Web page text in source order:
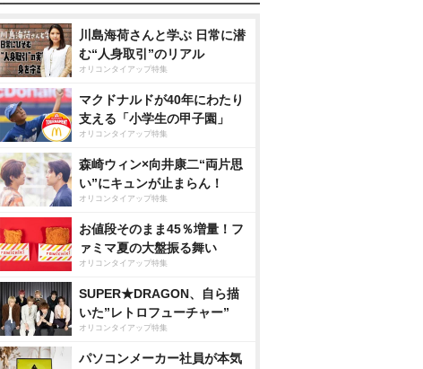
川島海荷さんと学ぶ 日常に潜
む“人身取引”のリアル
オリコンタイアップ特集
マクドナルドが40年にわたり
支える「小学生の甲子園」
オリコンタイアップ特集
森崎ウィン×向井康二“両片思
い”にキュンが止まらん！
オリコンタイアップ特集
お値段そのまま45％増量！フ
ァミマ夏の大盤振る舞い
オリコンタイアップ特集
SUPER★DRAGON、自ら描
いた”レトロフューチャー”
オリコンタイアップ特集
パソコンメーカー社員が本気